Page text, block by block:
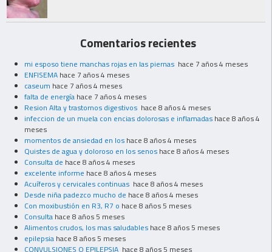
Comentarios recientes
mi esposo tiene manchas rojas en las piernas hace 7 años 4 meses
ENFISEMA hace 7 años 4 meses
caseum hace 7 años 4 meses
falta de energía hace 7 años 4 meses
Resion Alta y trastornos digestivos hace 8 años 4 meses
infeccion de un muela con encias dolorosas e inflamadas hace 8 años 4
meses
momentos de ansiedad en los hace 8 años 4 meses
Quistes de agua y doloroso en los senos hace 8 años 4 meses
Consulta de hace 8 años 4 meses
excelente informe hace 8 años 4 meses
Acuíferos y cervicales continuas hace 8 años 4 meses
Desde niña padezco mucho de hace 8 años 4 meses
Con moxibustión en R3, R7 o hace 8 años 5 meses
Consulta hace 8 años 5 meses
Alimentos crudos, los mas saludables hace 8 años 5 meses
epilepsia hace 8 años 5 meses
CONVULSIONES O EPILEPSIA hace 8 años 5 meses